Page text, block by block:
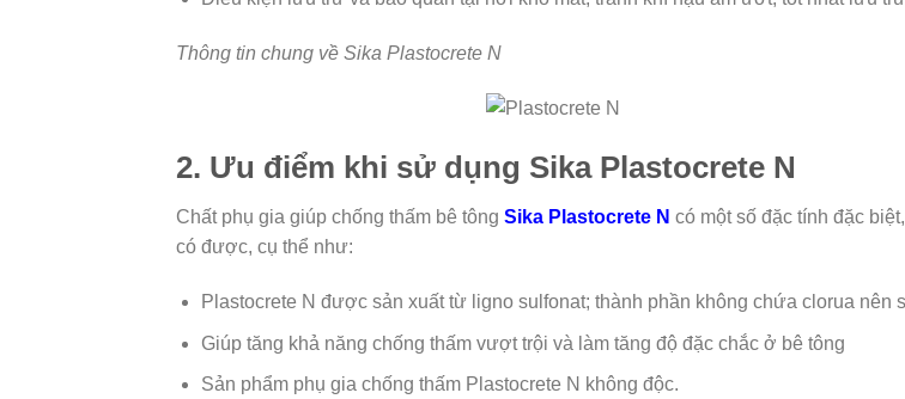
Thông tin chung về Sika Plastocrete N
2. Ưu điểm khi sử dụng Sika Plastocrete N
Chất phụ gia giúp chống thấm bê tông Sika Plastocrete N có một số đặc tính đặc
có được, cụ thể như:
Plastocrete N được sản xuất từ ligno sulfonat; thành phần không chứa clorua nên
Giúp tăng khả năng chống thấm vượt trội và làm tăng độ đặc chắc ở bê tông
Sản phẩm phụ gia chống thấm Plastocrete N không độc.